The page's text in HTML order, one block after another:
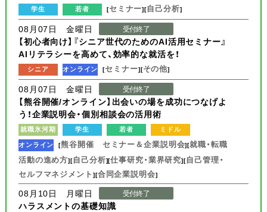
学生 若者 [セミナー][自己分析]
08月07日 金曜日 受付終了
【初心者向け】『シニア世代のためのAI活用セミナー』
AIリテラシーを高めて、効率的な就活を！
シニア オンライン [セミナー][その他]
08月07日 金曜日 受付終了
【熊谷開催/オンライン】出会いの場を成功につなげよ
う！企業説明会・個別相談会の活用術
就職氷河期 学生 若者
ミドル
オンライン
[熊谷開催 セミナー＆企業説明会][就職・転職
活動の進め方][自己分析][仕事研究・業界研究][自己管理・
セルフマネジメント ][合同企業説明会]
08月10日 月曜日 受付終了
ハラスメントの基礎知識